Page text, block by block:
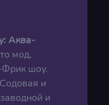
Аква-
мод,
шоу.
и
и